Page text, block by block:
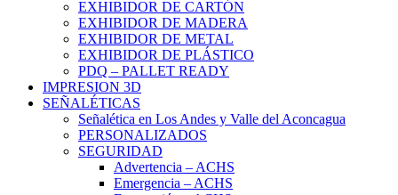
EXHIBIDOR DE CARTÓN
EXHIBIDOR DE MADERA
EXHIBIDOR DE METAL
EXHIBIDOR DE PLÁSTICO
PDQ – PALLET READY
IMPRESION 3D
SEÑALÉTICAS
Señalética en Los Andes y Valle del Aconcagua
PERSONALIZADOS
SEGURIDAD
Advertencia – ACHS
Emergencia – ACHS